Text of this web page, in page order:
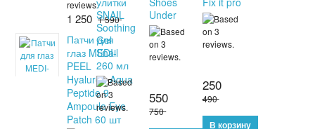
1 250 1 590
Патчи для
глаз MEDI-
PEEL
Hyaluron Aqua
Peptide 9
Ampoule Eye
Patch 60 шт
SNAIL
Soothing
Gel
Snail
260 мл
Under
550
750
250
490